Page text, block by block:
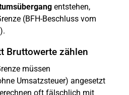
entstehen,
(BFH-Beschluss vom
Bruttowerte zählen
müssen
Umsatzsteuer) angesetzt
oft fälschlich mit